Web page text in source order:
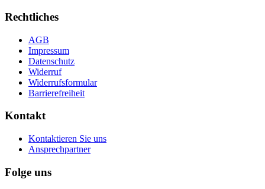
Rechtliches
AGB
Impressum
Datenschutz
Widerruf
Widerrufsformular
Barrierefreiheit
Kontakt
Kontaktieren Sie uns
Ansprechpartner
Folge uns